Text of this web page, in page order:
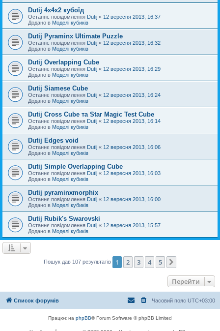
Dutij 4х4х2 кубоїд
Останнє повідомлення Dutij « 12 вересня 2013, 16:37
Додано в Моделі кубиків
Dutij Pyraminx Ultimate Puzzle
Останнє повідомлення Dutij « 12 вересня 2013, 16:32
Додано в Моделі кубиків
Dutij Overlapping Cube
Останнє повідомлення Dutij « 12 вересня 2013, 16:29
Додано в Моделі кубиків
Dutij Siamese Cube
Останнє повідомлення Dutij « 12 вересня 2013, 16:24
Додано в Моделі кубиків
Dutij Cross Cube та Star Magic Test Cube
Останнє повідомлення Dutij « 12 вересня 2013, 16:14
Додано в Моделі кубиків
Dutij Edges void
Останнє повідомлення Dutij « 12 вересня 2013, 16:06
Додано в Моделі кубиків
Dutij Simple Overlapping Cube
Останнє повідомлення Dutij « 12 вересня 2013, 16:03
Додано в Моделі кубиків
Dutij pyraminxmorphix
Останнє повідомлення Dutij « 12 вересня 2013, 16:00
Додано в Моделі кубиків
Dutij Rubik's Swarovski
Останнє повідомлення Dutij « 12 вересня 2013, 15:57
Додано в Моделі кубиків
Пошук дав 107 результатів 1 2 3 4 5
Перейти
Список форумів Часовий пояс UTC+03:00
Працює на phpBB® Forum Software © phpBB Limited